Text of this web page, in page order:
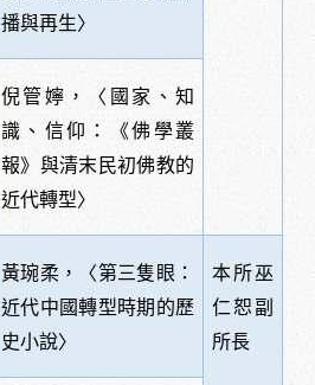
播與再生〉
倪管嬣，〈國家、知
識、信仰：《佛學叢
報》與清末民初佛教的
近代轉型〉
黃琬柔，〈第三隻眼：
近代中國轉型時期的歷
史小說〉
本所巫
仁恕副
所長